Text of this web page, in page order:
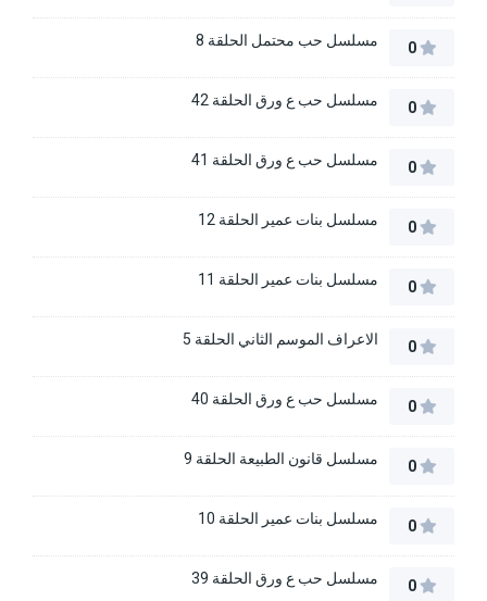
0 مسلسل حب محتمل الحلقة 8
0 مسلسل حب ع ورق الحلقة 42
0 مسلسل حب ع ورق الحلقة 41
0 مسلسل بنات عمير الحلقة 12
0 مسلسل بنات عمير الحلقة 11
0 الاعراف الموسم الثاني الحلقة 5
0 مسلسل حب ع ورق الحلقة 40
0 مسلسل قانون الطبيعة الحلقة 9
0 مسلسل بنات عمير الحلقة 10
0 مسلسل حب ع ورق الحلقة 39